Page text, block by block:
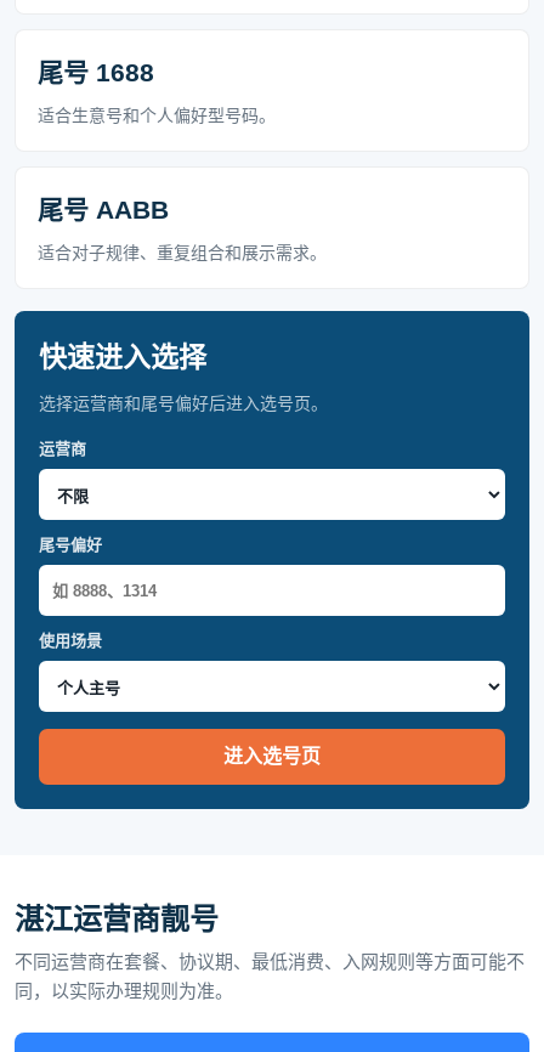
尾号 1688
适合生意号和个人偏好型号码。
尾号 AABB
适合对子规律、重复组合和展示需求。
快速进入选择
选择运营商和尾号偏好后进入选号页。
运营商
尾号偏好
使用场景
进入选号页
湛江运营商靓号
不同运营商在套餐、协议期、最低消费、入网规则等方面可能不
同，以实际办理规则为准。